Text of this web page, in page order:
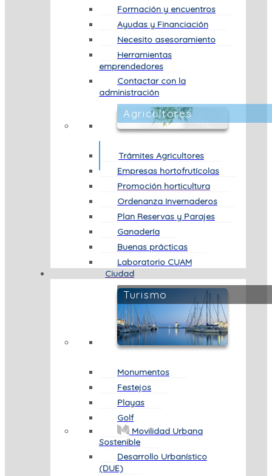
Formación y encuentros
Ayudas y Financiación
Necesito asesoramiento
Herramientas
emprendedores
Contactar con la
administración
Agricultores
Trámites Agricultores
Empresas hortofrutícolas
Promoción horticultura
Ordenanza Invernaderos
Plan Reservas y Parajes
Ganadería
Buenas prácticas
Laboratorio CUAM
Ciudad
Turismo
Monumentos
Festejos
Playas
Golf
Movilidad Urbana
Sostenible
Desarrollo Urbanístico
(DUE)